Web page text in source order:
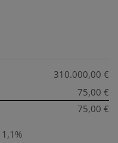
310.000,00 €
75,00 €
75,00 €
1,1%